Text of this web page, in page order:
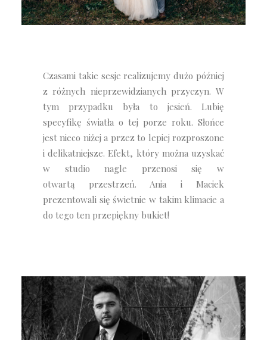
Czasami takie sesje realizujemy dużo później
z różnych nieprzewidzianych przyczyn. W
tym przypadku była to jesień. Lubię
specyfikę światła o tej porze roku. Słońce
jest nieco niżej a przez to lepiej rozproszone
i delikatniejsze. Efekt, który można uzyskać
w studio nagle przenosi się w
otwartą przestrzeń. Ania i Maciek
prezentowali się świetnie w takim klimacie a
do tego ten przepiękny bukiet!